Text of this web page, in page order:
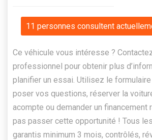
11 personnes consultent
Ce véhicule vous intéresse ?
professionnel pour obtenir plus
planifier un essai. Utilisez le
poser vos questions, réserver la
acompte ou demander un financement
pas passer cette opportunité ! Tous
garantis minimum 3 mois, contrôlés,